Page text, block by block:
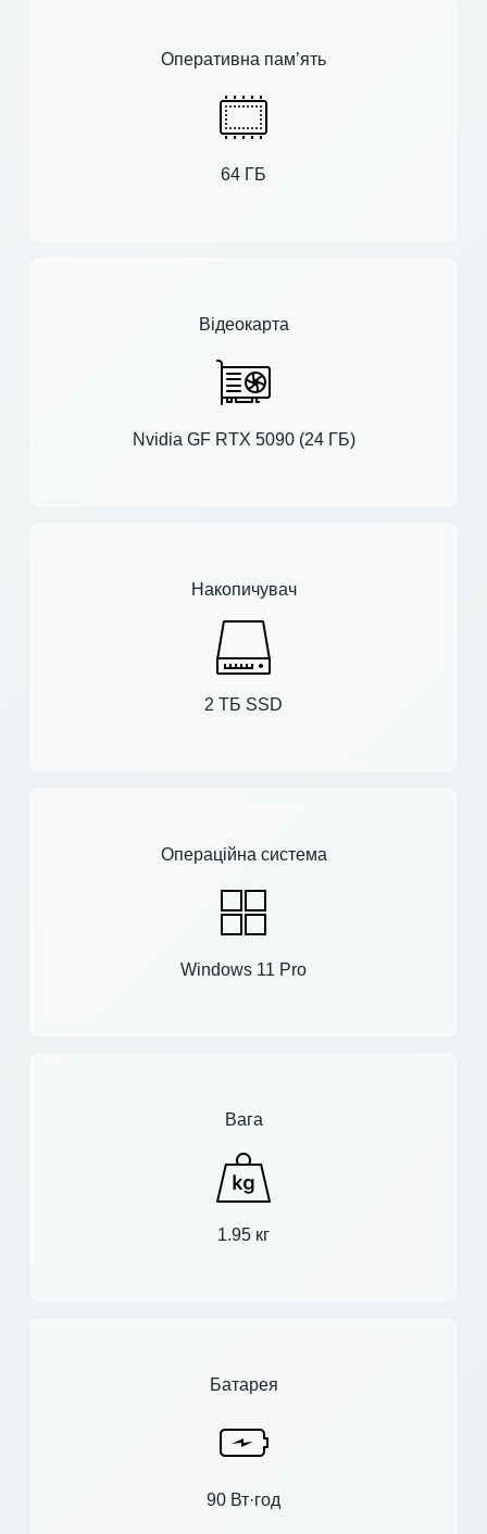
Оперативна пам’ять
64 ГБ
Відеокарта
Nvidia GF RTX 5090 (24 ГБ)
Накопичувач
2 ТБ SSD
Операційна система
Windows 11 Pro
Вага
1.95 кг
Батарея
90 Вт·год